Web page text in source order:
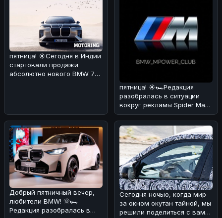
пятница! ☀️Сегодня в Индии
стартовали продажи
абсолютно нового BMW 7
пятница! ☀️🏎Редакция
разобралась в ситуации
вокруг рекламы Spider Man
через BMW iDrive.
Оказывается
Добрый пятничный вечер,
любители BMW! 🌞🏎
Редакция разобралась в
Сегодня ночью, когда мир
за окном окутан тайной, мы
решили поделиться с вами